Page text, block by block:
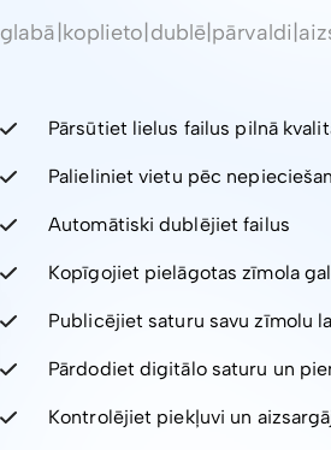
glabā koplieto dublē pārvaldi
Pārsūtiet lielus failus pilnā
Palieliniet vietu pēc
Automātiski dublējiet failus
Kopīgojiet pielāgotas zīmola
Publicējiet saturu savu zīmolu
Pārdodiet digitālo saturu un
Kontrolējiet piekļuvi un